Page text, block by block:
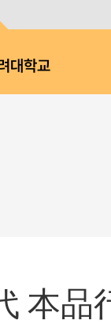
대학교
本品